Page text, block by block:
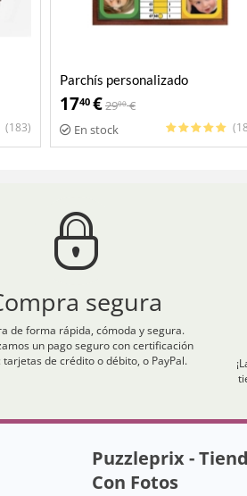
(183)
Parchís personalizado
1740 €2900 €
En stock
segura
de forma rápida, cómoda y segura.
un pago seguro con certificación
tarjetas de crédito o débito, o PayPal.
Puzzleprix -
Con Fotos